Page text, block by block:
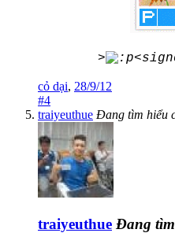
>
cỏ dại, 28/9/12
#4
traiyeuthue Đang tìm hiểu
traiyeuthue Đang